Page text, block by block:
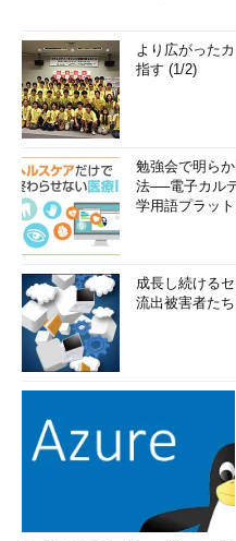
より広がった
指す (1/2)
勉強会で明ら
法──電子カル
学用語プラッ
成長し続ける
流出被害者た